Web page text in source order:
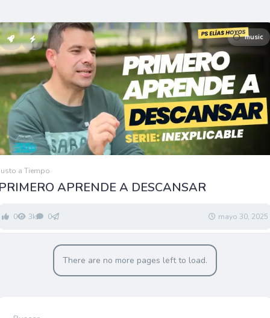
music
a Tiempo
APRENDE A DESCANSAR
0 3k 0 mayo 30, 2025
There are no more pages left to load.
Buscar: